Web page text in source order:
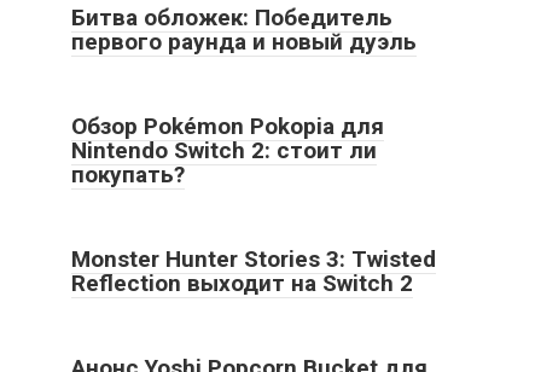
Битва обложек: Победитель
первого раунда и новый дуэль
Обзор Pokémon Pokopia для
Nintendo Switch 2: стоит ли
покупать?
Monster Hunter Stories 3: Twisted
Reflection выходит на Switch 2